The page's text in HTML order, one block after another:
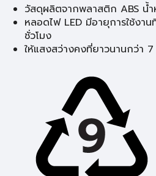
วัสดุผลิตจากพลาสติก ABS น้ำ
หลอดไฟ LED มีอายุการใช้งา
ชั่วโมง
ให้แสงสว่างคงที่ยาวนานกว่า